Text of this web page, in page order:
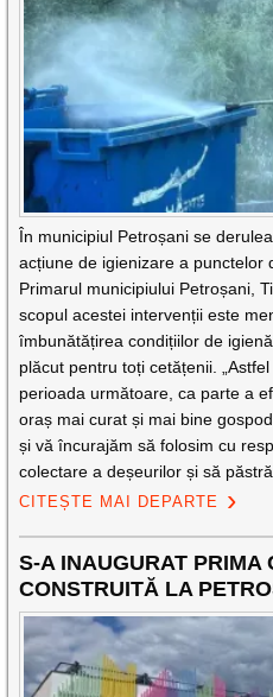
În municipiul Petroșani se
acțiune de igienizare a punctelor
Primarul municipiului Petroșani,
scopul acestei intervenții este
îmbunătățirea condițiilor de
plăcut pentru toți cetățenii.
perioada următoare, ca parte a
oraș mai curat și mai bine
și vă încurajăm să folosim cu
colectare a deșeurilor și să
CITEȘTE MAI DEPARTE
S-A INAUGURAT PRIMA
CONSTRUITĂ LA